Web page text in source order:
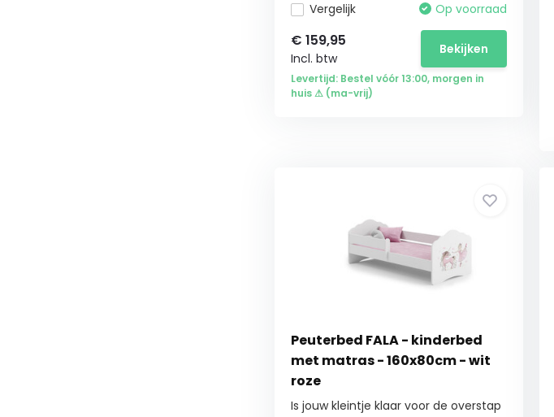
Vergelijk Op voorraad
€ 159,95
Incl. btw
Bekijken
Levertijd: Bestel vóór 13:00, morgen in
huis ⚠ (ma-vrij)
Peuterbed FALA - kinderbed
met matras - 160x80cm - wit
roze
Is jouw kleintje klaar voor de overstap